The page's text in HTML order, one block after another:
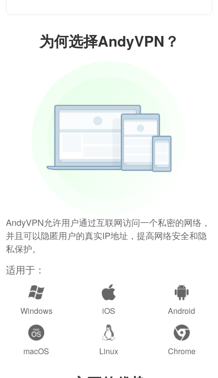
为何选择AndyVPN？
AndyVPN允许用户通过互联网访问一个私密的网络，
并且可以隐匿用户的真实IP地址，提高网络安全和隐
私保护。
适用于：
Windows iOS Android
macOS Linux Chrome